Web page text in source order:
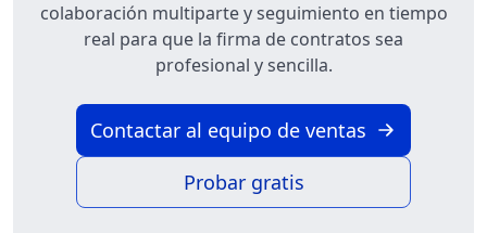
colaboración multiparte y seguimiento en tiempo
real para que la firma de contratos sea
profesional y sencilla.
Contactar al equipo de ventas
Probar gratis